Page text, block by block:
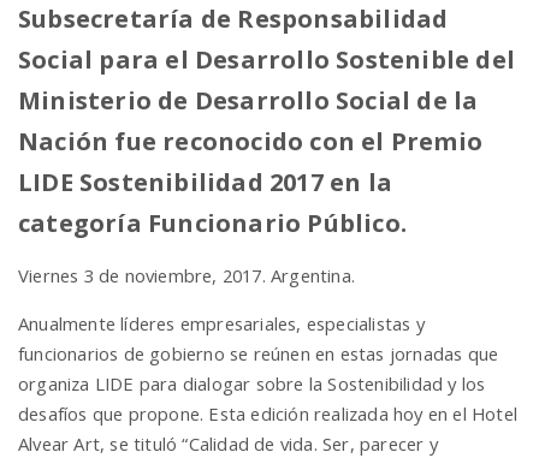
n
Subsecretaría de Responsabilidad
Social para el Desarrollo Sostenible del
Ministerio de Desarrollo Social de la
Nación fue reconocido con el Premio
LIDE Sostenibilidad 2017 en la
categoría Funcionario Público.
Viernes 3 de noviembre, 2017. Argentina.
Anualmente líderes empresariales, especialistas y
funcionarios de gobierno se reúnen en estas jornadas que
organiza LIDE para dialogar sobre la Sostenibilidad y los
desafíos que propone. Esta edición realizada hoy en el Hotel
Alvear Art, se tituló “Calidad de vida. Ser, parecer y